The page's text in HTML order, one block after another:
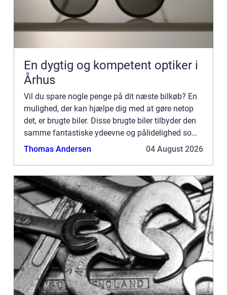
En dygtig og kompetent optiker i
Århus
Vil du spare nogle penge på dit næste bilkøb? En
mulighed, der kan hjælpe dig med at gøre netop
det, er brugte biler. Disse brugte biler tilbyder den
samme fantastiske ydeevne og pålidelighed som
nye biler, men t...
Thomas Andersen 04 August 2026